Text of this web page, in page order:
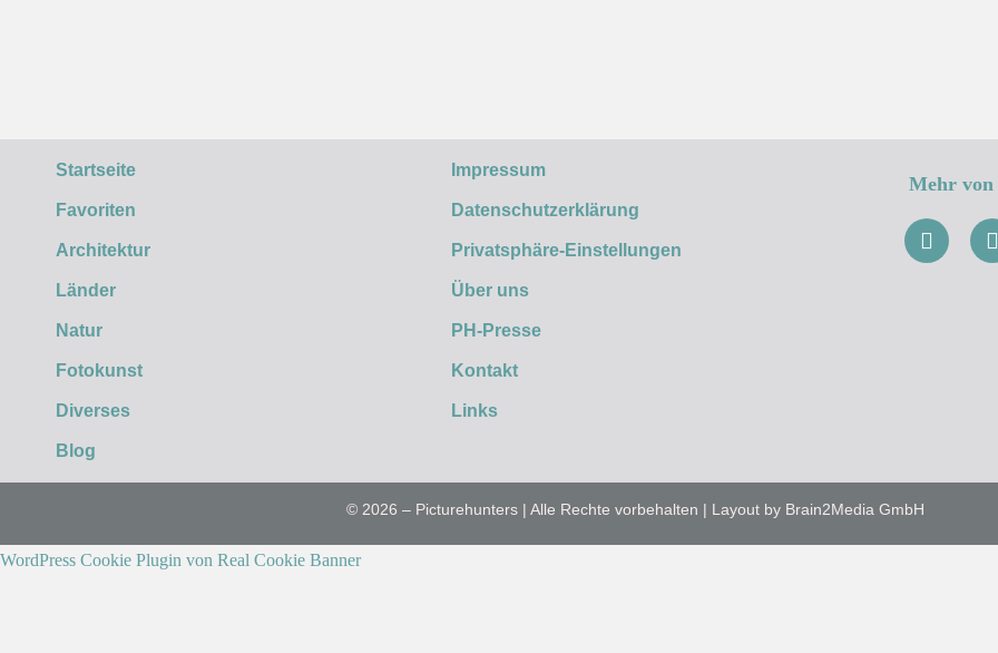
Startseite
Favoriten
Architektur
Länder
Natur
Fotokunst
Diverses
Blog
Impressum
Datenschutzerklärung
Privatsphäre-Einstellungen
Über uns
PH-Presse
Kontakt
Links
Mehr von
© 2026 – Picturehunters | Alle Rechte vorbehalten | Layout by Brain2Media GmbH
WordPress Cookie Plugin von Real Cookie Banner